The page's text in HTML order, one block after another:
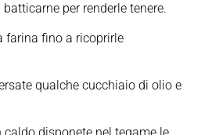
per renderle tenere.
farina fino a ricoprirle
qualche cucchiaio di olio e